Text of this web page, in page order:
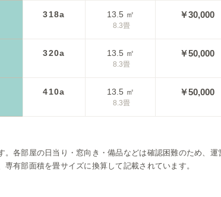
318a 13.5㎡
8.3畳
￥30,000
320a 13.5㎡
8.3畳
￥50,000
410a 13.5㎡
8.3畳
￥50,000
。各部屋の日当り・窓向き・備品などは確認困難のため、
専有部面積を畳サイズに換算して記載されています。